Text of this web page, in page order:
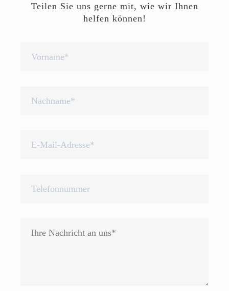
Teilen Sie uns gerne mit, wie wir Ihnen
helfen können!